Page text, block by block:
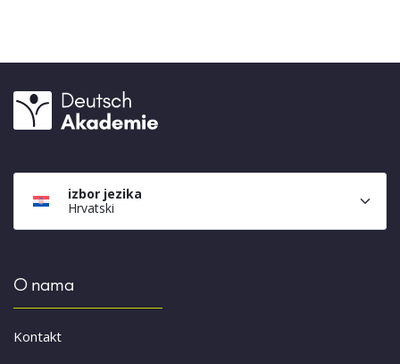
izbor jezika
Hrvatski
O nama
Kontakt